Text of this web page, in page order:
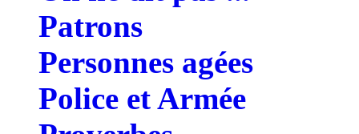
Patrons
Personnes agées
Police et Armée